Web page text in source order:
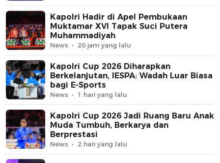
Kapolri Hadir di Apel Pembukaan
Muktamar XVI Tapak Suci Putera
Muhammadiyah
News 20 jam yang lalu
Kapolri Cup 2026 Diharapkan
Berkelanjutan, IESPA: Wadah Luar Biasa
bagi E-Sports
News 1 hari yang lalu
Kapolri Cup 2026 Jadi Ruang Baru Anak
Muda Tumbuh, Berkarya dan
Berprestasi
News 2 hari yang lalu